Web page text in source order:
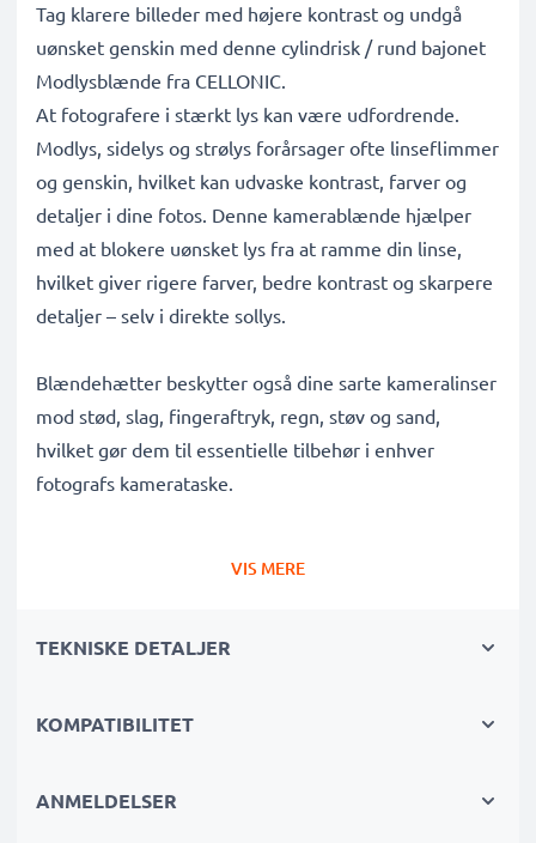
Tag klarere billeder med højere kontrast og undgå
uønsket genskin med denne cylindrisk / rund bajonet
Modlysblænde fra CELLONIC.
At fotografere i stærkt lys kan være udfordrende.
Modlys, sidelys og strølys forårsager ofte linseflimmer
og genskin, hvilket kan udvaske kontrast, farver og
detaljer i dine fotos. Denne kamerablænde hjælper
med at blokere uønsket lys fra at ramme din linse,
hvilket giver rigere farver, bedre kontrast og skarpere
detaljer – selv i direkte sollys.
Blændehætter beskytter også dine sarte kameralinser
mod stød, slag, fingeraftryk, regn, støv og sand,
hvilket gør dem til essentielle tilbehør i enhver
fotografs kamerataske.
camcordere, DSLR'er og mere
✔ Fjerner uønsket modlys, sidelysglare og
VIS MERE
TEKNISKE DETALJER
KOMPATIBILITET
ANMELDELSER